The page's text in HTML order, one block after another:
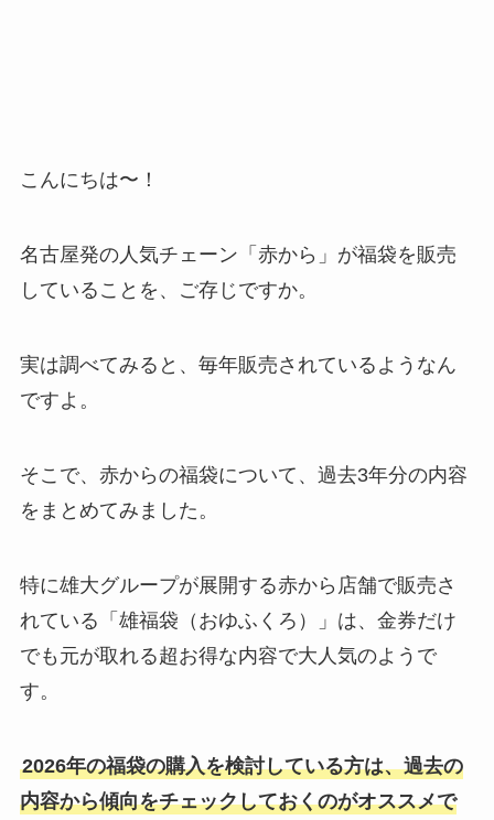
こんにちは〜！
名古屋発の人気チェーン「赤から」が福袋を販売
していることを、ご存じですか。
実は調べてみると、毎年販売されているようなん
ですよ。
そこで、赤からの福袋について、過去3年分の内容
をまとめてみました。
特に雄大グループが展開する赤から店舗で販売さ
れている「雄福袋（おゆふくろ）」は、金券だけ
でも元が取れる超お得な内容で大人気のようで
す。
2026年の福袋の購入を検討している方は、過去の
内容から傾向をチェックしておくのがオススメで